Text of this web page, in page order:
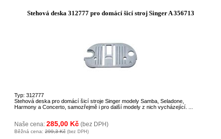
Stehová deska 312777 pro domácí šicí stroj Singer A 356713
Typ: 312777
Stehová deska pro domácí šicí stroje Singer modely Samba, Seladone,
Harmony a Concerto, samozřejmě i pro další modely z nich vycházející. ...
Naše cena: 285,00 Kč (bez DPH)
Běžná cena: 299,3 Kč (bez DPH)